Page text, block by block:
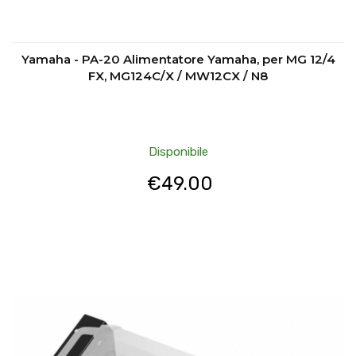
Yamaha - PA-20 Alimentatore Yamaha, per MG 12/4
FX, MG124C/X / MW12CX / N8
Disponibile
€49.00